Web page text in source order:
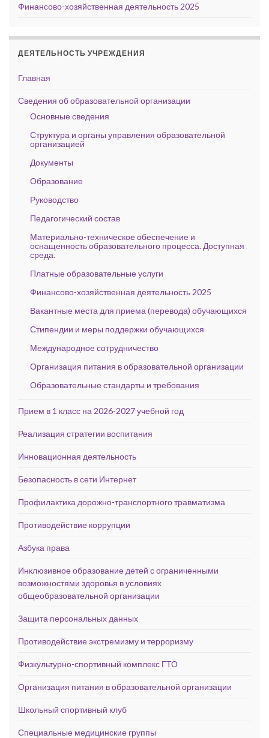
Финансово-хозяйственная деятельность 2025
ДЕЯТЕЛЬНОСТЬ УЧРЕЖДЕНИЯ
Главная
Сведения об образовательной организации
Основные сведения
Структура и органы управления образовательной
организацией
Документы
Образование
Руководство
Педагогический состав
Материально-техническое обеспечение и
оснащенность образовательного процесса. Доступная
среда.
Платные образовательные услуги
Финансово-хозяйственная деятельность 2025
Вакантные места для приема (перевода) обучающихся
Стипендии и меры поддержки обучающихся
Международное сотрудничество
Организация питания в образовательной организации
Образовательные стандарты и требования
Прием в 1 класс на 2026-2027 учебной год
Реализация стратегии воспитания
Инновационная деятельность
Безопасность в сети Интернет
Профилактика дорожно-транспортного травматизма
Противодействие коррупции
Азбука права
Инклюзивное образование детей с ограниченными
возможностями здоровья в условиях
общеобразовательной организации
Защита персональных данных
Противодействие экстремизму и терроризму
Физкультурно-спортивный комплекс ГТО
Организация питания в образовательной организации
Школьный спортивный клуб
Специальные медицинские группы